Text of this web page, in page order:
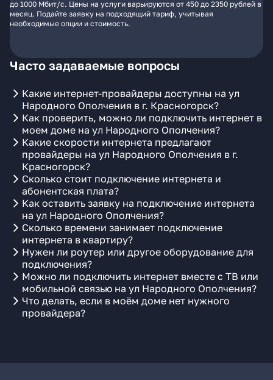
до 1000 Мбит/с. Цены на услуги варьируются от 450 до 2350 рублей в
месяц. Подайте заявку на подходящий тариф, учитывая
необходимые опции и стоимость.
Часто задаваемые вопросы
Какие интернет-провайдеры доступны на ул
Народного Ополчения в г. Красногорск?
Как проверить, можно ли подключить интернет в
моем доме на ул Народного Ополчения?
Какие скорости интернета предлагают
провайдеры на ул Народного Ополчения в г.
Красногорск?
Сколько стоит подключение интернета и
абонентская плата?
Как оставить заявку на подключение интернета
на ул Народного Ополчения?
Сколько времени занимает подключение
интернета в квартиру?
Нужен ли роутер или другое оборудование для
подключения?
Можно ли подключить интернет вместе с ТВ или
мобильной связью на ул Народного Ополчения?
Что делать, если в моём доме нет нужного
провайдера?